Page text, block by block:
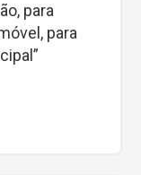
para
para